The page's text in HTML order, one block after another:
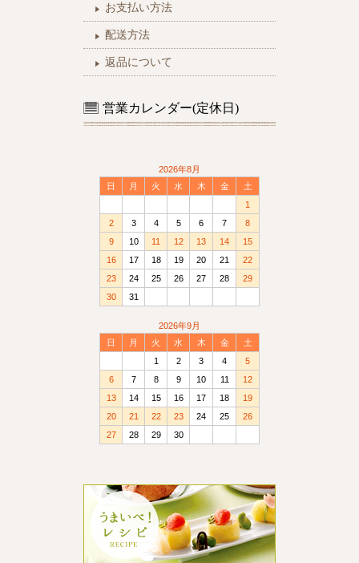
お支払い方法
配送方法
返品について
営業カレンダー(定休日)
2026年8月
日
月 火 水 木 金
土
1
2
3 4 5 6 7
8
9
10 11 12 13 14
15
16
17 18 19 20 21
22
23
24 25 26 27 28
29
30
31
2026年9月
日
月 火 水 木 金
土
1
2 3 4
5
6
7 8 9 10 11
12
13
14 15 16 17 18
19
20
21 22 23 24 25
26
27
28 29 30